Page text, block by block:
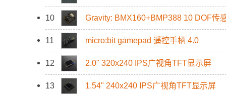
10 Gravity: BMX160+BMP388 10 DOF传
11 micro:bit gamepad 遥控手柄 4.0
12 2.0" 320x240 IPS广视角TFT显示屏
13 1.54" 240x240 IPS广视角TFT显示屏